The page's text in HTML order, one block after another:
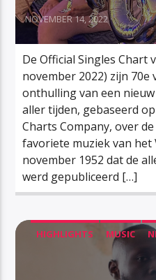
NOVEMBER 14, 2022
De Official Singles Chart
november 2022) zijn 70e
onthulling van een
aller tijden, gebaseerd
Charts Company, over
favoriete muziek van het
november 1952 dat de
werd gepubliceerd […]
HIGHLIGHTS MUSIC